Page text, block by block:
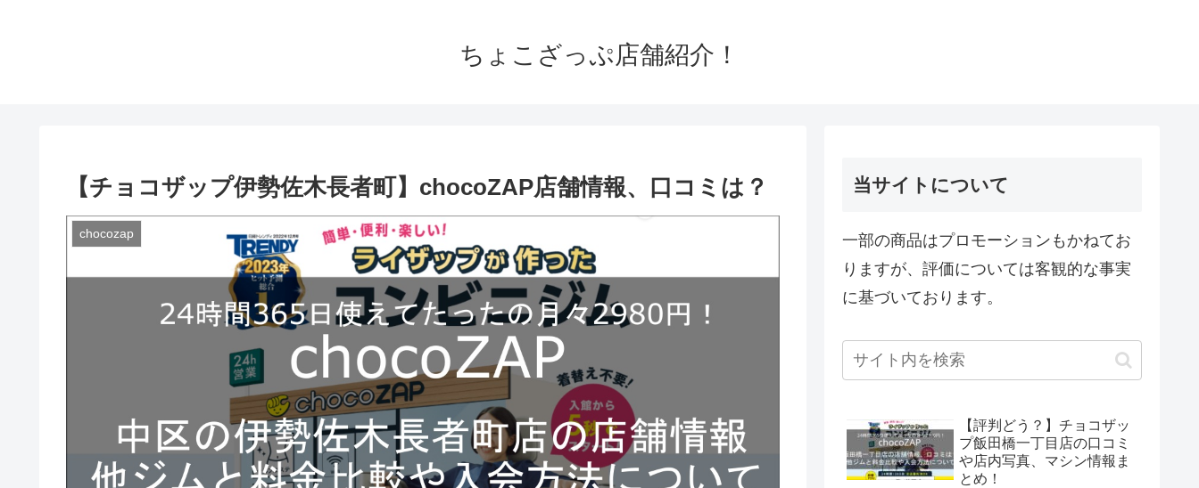
ちょこざっぷ店舗紹介！
【チョコザップ伊勢佐木長者町】chocoZAP店舗情報、口コミは？
chocozap
当サイトについて
一部の商品はプロモーションもかねてお
りますが、評価については客観的な事実
に基づいております。
【評判どう？】チョコザッ
プ飯田橋一丁目店の口コミ
や店内写真、マシン情報ま
とめ！